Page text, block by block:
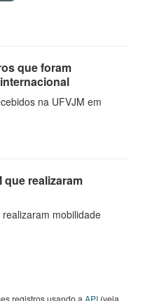
que foram
na UFVJM em
que realizaram
mobilidade
registros usando a API (veja